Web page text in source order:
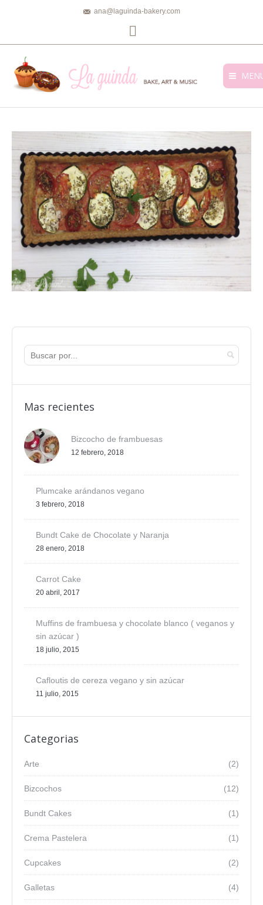
ana@laguinda-bakery.com
Mas recientes
Bizcocho de frambuesas
12 febrero, 2018
Plumcake arándanos vegano
3 febrero, 2018
Bundt Cake de Chocolate y Naranja
28 enero, 2018
Carrot Cake
20 abril, 2017
Muffins de frambuesa y chocolate blanco ( veganos y
sin azúcar )
18 julio, 2015
Cafloutis de cereza vegano y sin azúcar
11 julio, 2015
Categorias
(2)
Arte
(12)
Bizcochos
(1)
Bundt Cakes
(1)
Crema Pastelera
(2)
Cupcakes
(4)
Galletas